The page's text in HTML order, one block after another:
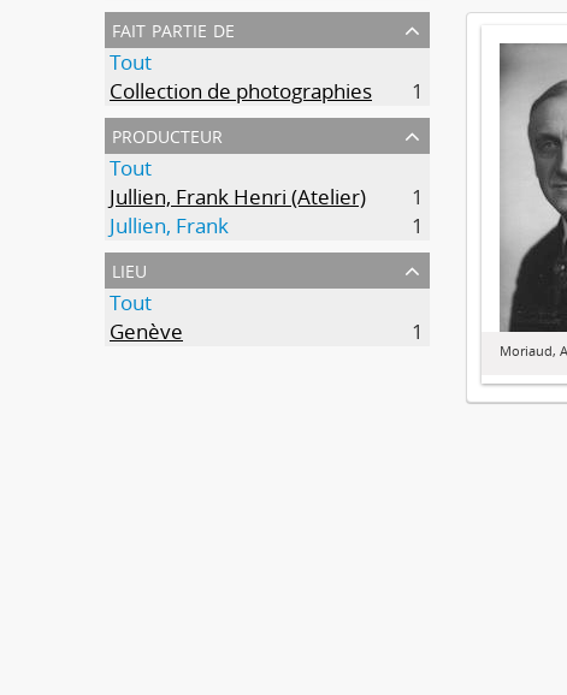
fait partie de
Tout
Collection de photographies
1
producteur
Tout
Jullien, Frank Henri (Atelier)
1
Jullien, Frank
1
lieu
Tout
Genève
1
Moriaud,